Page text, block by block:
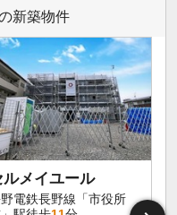
新築物件
ルメイユール
電鉄長野線「市役所